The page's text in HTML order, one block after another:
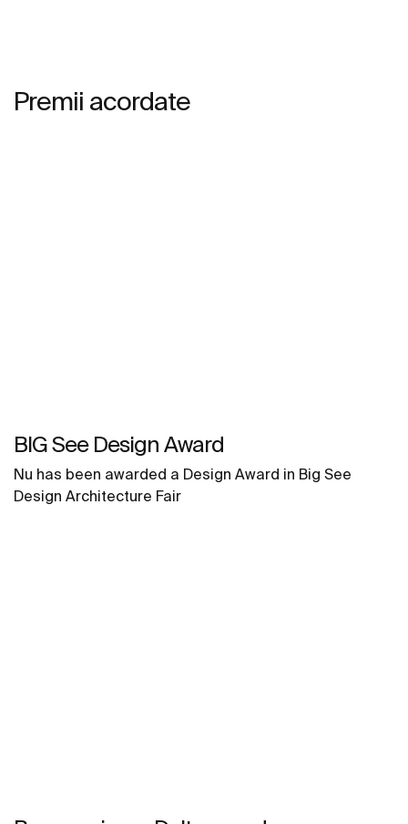
Premii acordate
BIG See Design Award
Nu has been awarded a Design Award in Big See
Design Architecture Fair